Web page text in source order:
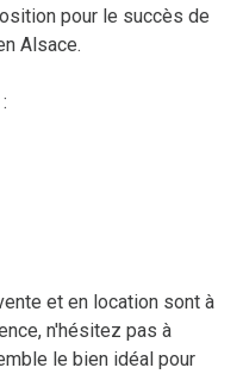
pour le succès de
Alsace.
et en location sont à
n'hésitez pas à
le bien idéal pour